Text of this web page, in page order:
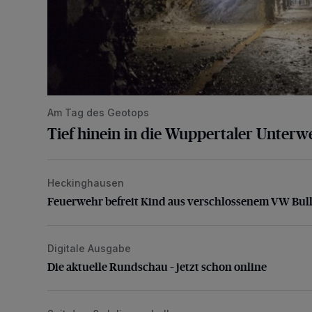
Am Tag des Geotops
Tief hinein in die Wuppertaler
Feuerwehr befreit Kind aus verschlossenem VW Bulli
Heckinghausen
Feuerwehr befreit Kind aus verschlossenem VW
Die aktuelle Rundschau – jetzt schon online
Digitale Ausgabe
Die aktuelle Rundschau – jetzt schon online